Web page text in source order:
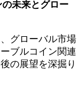
の未来とグロー
グローバル市場
ブルコイン関連
の展望を深掘り